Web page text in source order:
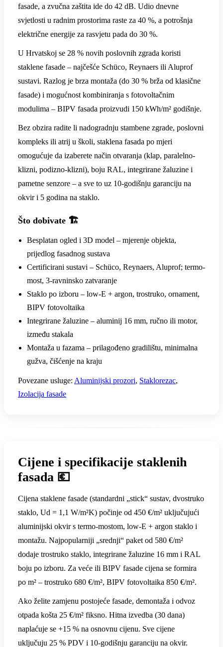
fasade, a zvučna zaštita ide do 42 dB. Udio dnevne
svjetlosti u radnim prostorima raste za 40 %, a potrošnja
električne energije za rasvjetu pada do 30 %.
U Hrvatskoj se 28 % novih poslovnih zgrada koristi
staklene fasade – najčešće Schüco, Reynaers ili Aluprof
sustavi. Razlog je brza montaža (do 30 % brža od klasične
fasade) i mogućnost kombiniranja s fotovoltačnim
modulima – BIPV fasada proizvudi 150 kWh/m² godišnje.
Bez obzira radite li nadogradnju stambene zgrade, poslovni
kompleks ili atrij u školi, staklena fasada po mjeri
omogućuje da izaberete način otvaranja (klap, paralelno-
klizni, podizno-klizni), boju RAL, integrirane žaluzine i
pametne senzore – a sve to uz 10-godišnju garanciju na
okvir i 5 godina na staklo.
Što dobivate 🏗️
Besplatan ogled i 3D model – mjerenje objekta,
prijedlog fasadnog sustava
Certificirani sustavi – Schüco, Reynaers, Aluprof; termo-
most, 3-ravninsko zatvaranje
Staklo po izboru – low-E + argon, trostruko, ornament,
BIPV fotovoltaika
Integrirane žaluzine – aluminij 16 mm, ručno ili motor,
između stakala
Montaža u fazama – prilagođeno gradilištu, minimalna
gužva, čišćenje na kraju
Povezane usluge: Aluminijski prozori, Staklorezac,
Izolacija fasade
Cijene i specifikacije staklenih
fasada 💶
Cijena staklene fasade (standardni „stick“ sustav, dvostruko
staklo, Ud = 1,1 W/m²K) počinje od 450 €/m² uključujući
aluminijski okvir s termo-mostom, low-E + argon staklo i
montažu. Najpopularniji „srednji“ paket od 580 €/m²
dodaje trostruko staklo, integrirane žaluzine 16 mm i RAL
boju po izboru. Za veće ili BIPV fasade cijena se formira
po m² – trostruko 680 €/m², BIPV fotovoltaika 850 €/m².
Ako želite zamjenu postojeće fasade, demontaža i odvoz
otpada košta 25 €/m² fiksno. Hitna izvedba (30 dana)
naplaćuje se +15 % na osnovnu cijenu. Sve cijene
uključuju 25 % PDV i 10-godišnju garanciju na okvir.